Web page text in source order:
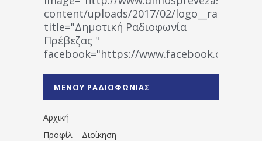
content/uploads/2017/02/
title="Δημοτική Ραδιοφωνία
Πρέβεζας "
facebook="https://www.facebook.com/
1531194763766854/" artist="" ]
ΜΕΝΟΥ ΡΑΔΙΟΦΩΝΙΑΣ
Αρχική
Προφίλ – Διοίκηση